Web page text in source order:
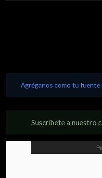
Agréganos como tu fuente
Suscríbete a nuestro